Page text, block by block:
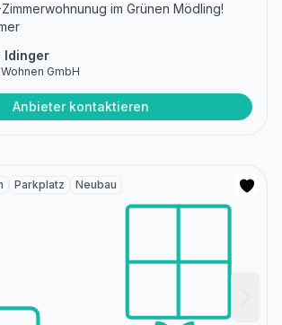
im Grünen Mödling!
Idinger
GmbH
Anbieter kontaktieren
Parkplatz Neubau